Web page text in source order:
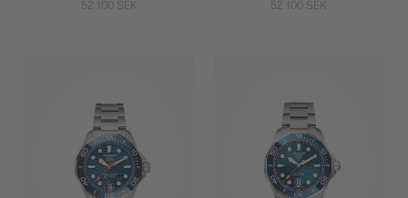
52 100 SEK 52 100 SEK